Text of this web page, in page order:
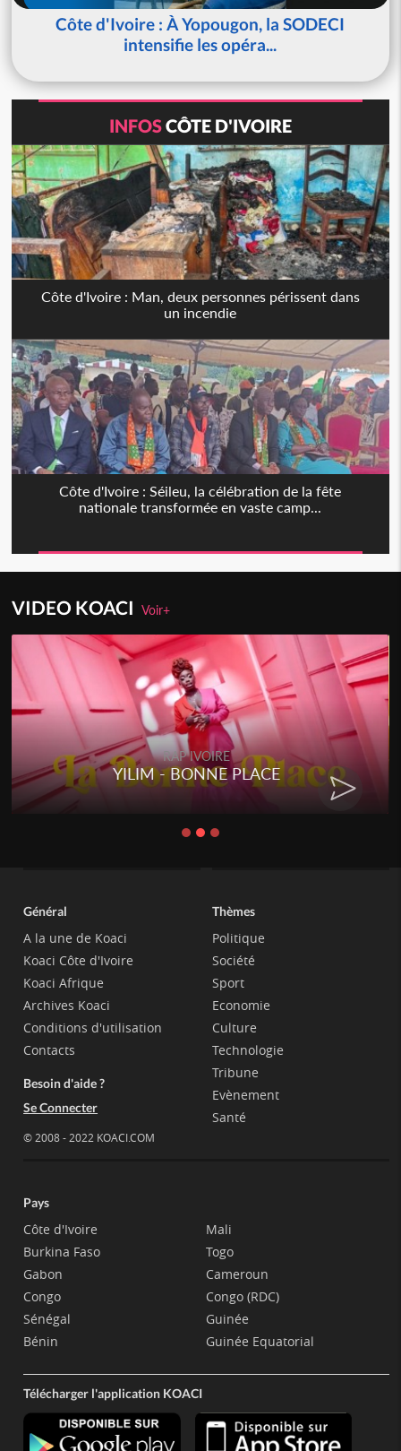
Côte d'Ivoire : À Yopougon, la SODECI
intensifie les opéra...
INFOSCÔTE D'IVOIRE
Côte d'Ivoire : Man, deux personnes périssent dans
un incendie
Côte d'Ivoire : Séileu, la célébration de la fête
nationale transformée en vaste camp...
VIDEO KOACIVoir+
RAP IVOIRE
YILIM - BONNE PLACE
Général
A la une de Koaci
Koaci Côte d'Ivoire
Koaci Afrique
Archives Koaci
Conditions d'utilisation
Contacts
Besoin d'aide ?
Se Connecter
© 2008 - 2022 KOACI.COM
Thèmes
Politique
Société
Sport
Economie
Culture
Technologie
Tribune
Evènement
Santé
Pays
Côte d'Ivoire
Burkina Faso
Gabon
Congo
Sénégal
Bénin
Mali
Togo
Cameroun
Congo (RDC)
Guinée
Guinée Equatorial
Télécharger l'application KOACI